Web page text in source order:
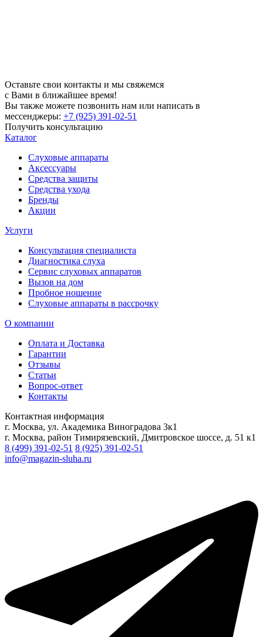
Оставьте свои контакты и мы свяжемся
с Вами в ближайшее время!
Вы также можете позвонить нам или написать в
мессенджеры: +7 (925) 391-02-51
Получить консультацию
Каталог
Слуховые аппараты
Аксессуары
Средства защиты
Средства ухода
Бренды
Акции
Услуги
Консультация специалиста
Диагностика слуха
Сервис слуховых аппаратов
Вызов на дом
Пробное ношение
Слуховые аппараты в рассрочку
О компании
Оплата и Доставка
Гарантии
Отзывы
Статьи
Вопрос-ответ
Контакты
Контактная информация
г. Москва, ул. Академика Виноградова 3к1
г. Москва, район Тимирязевский, Дмитровское шоссе, д. 51 к1
8 (499) 391-02-51 8 (925) 391-02-51
info@magazin-sluha.ru